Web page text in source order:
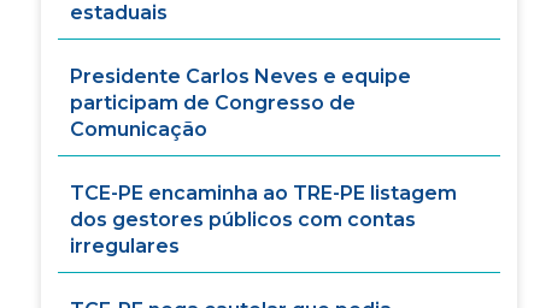
estaduais
Presidente Carlos Neves e equipe
participam de Congresso de
Comunicação
TCE-PE encaminha ao TRE-PE listagem
dos gestores públicos com contas
irregulares